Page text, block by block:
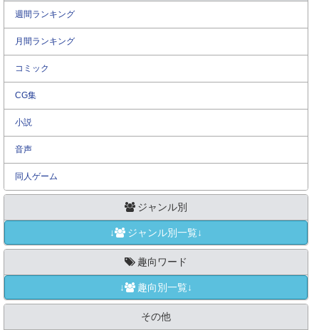
週間ランキング
月間ランキング
コミック
CG集
小説
音声
同人ゲーム
ジャンル別
↓ ジャンル別一覧↓
趣向ワード
↓ 趣向別一覧↓
その他